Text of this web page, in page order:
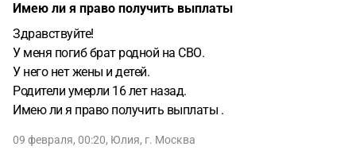
Имею ли я право получить выплаты
Здравствуйте!
У меня погиб брат родной на СВО.
У него нет жены и детей.
Родители умерли 16 лет назад.
Имею ли я право получить выплаты .
09 февраля, 00:20, Юлия, г. Москва